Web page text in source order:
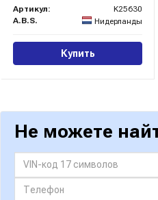
Артикул:
K25630
A.B.S.
Нидерланды
Купить
Не можете